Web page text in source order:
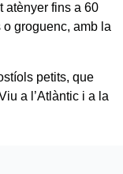
atènyer fins a 60
groguenc, amb la
petits, que
a l’Atlàntic i a la